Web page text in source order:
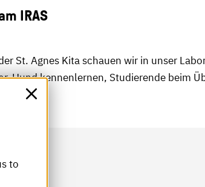
IRAS
St. Agnes Kita schauen wir in unser
Hund kennenlernen, Studierende beim
to